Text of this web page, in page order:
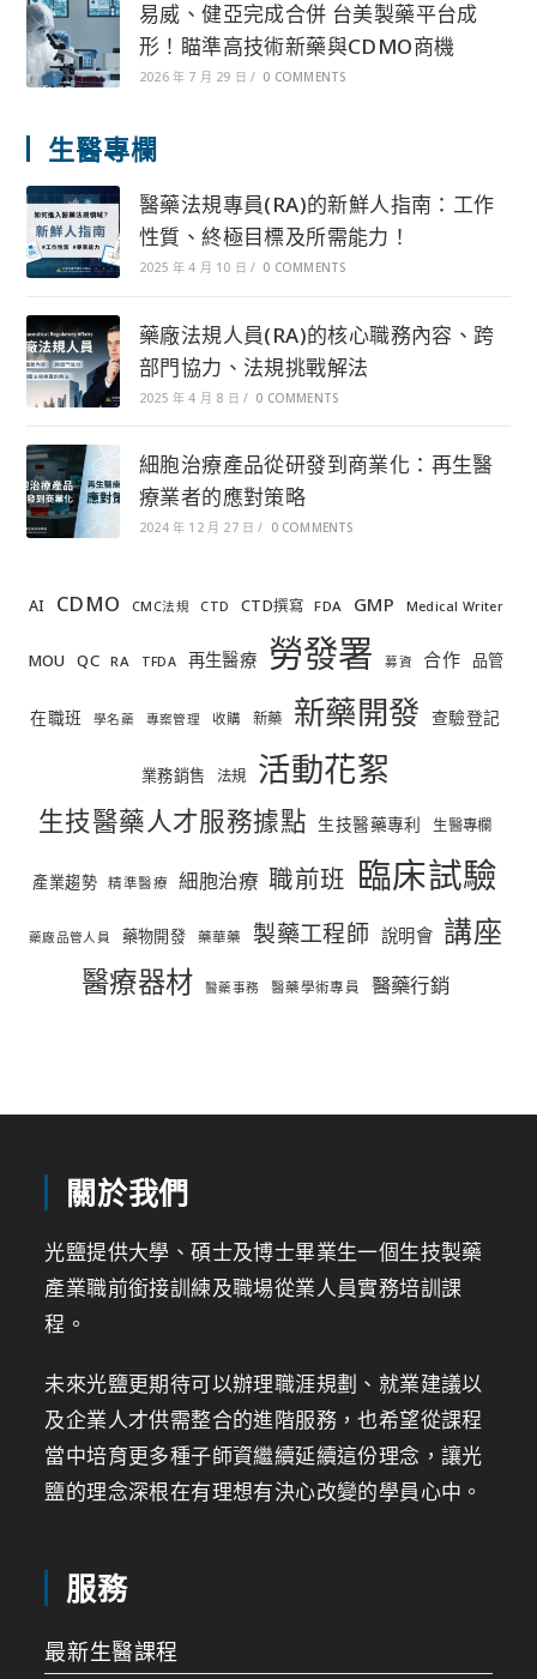
易威、健亞完成合併 台美製藥平台成
形！瞄準高技術新藥與CDMO商機
2026 年 7 月 29 日 / 0 COMMENTS
生醫專欄
醫藥法規專員(RA)的新鮮人指南：工作
性質、終極目標及所需能力！
2025 年 4 月 10 日 / 0 COMMENTS
藥廠法規人員(RA)的核心職務內容、跨
部門協力、法規挑戰解法
2025 年 4 月 8 日 / 0 COMMENTS
細胞治療產品從研發到商業化：再生醫
療業者的應對策略
2024 年 12 月 27 日 / 0 COMMENTS
AI CDMO CMC法規 CTD CTD撰寫 FDA GMP Medical Writer
MOU QC RA TFDA 再生醫療 勞發署 募資 合作 品管
在職班 學名藥 專案管理 收購 新藥 新藥開發 查驗登記
業務銷售 法規 活動花絮
生技醫藥人才服務據點 生技醫藥專利 生醫專欄
產業趨勢 精準醫療 細胞治療 職前班 臨床試驗
藥廠品管人員 藥物開發 藥華藥 製藥工程師 說明會 講座
醫療器材 醫藥事務 醫藥學術專員 醫藥行銷
關於我們
光鹽提供大學、碩士及博士畢業生一個生技製藥
產業職前銜接訓練及職場從業人員實務培訓課
程。
未來光鹽更期待可以辦理職涯規劃、就業建議以
及企業人才供需整合的進階服務，也希望從課程
當中培育更多種子師資繼續延續這份理念，讓光
鹽的理念深根在有理想有決心改變的學員心中。
服務
最新生醫課程